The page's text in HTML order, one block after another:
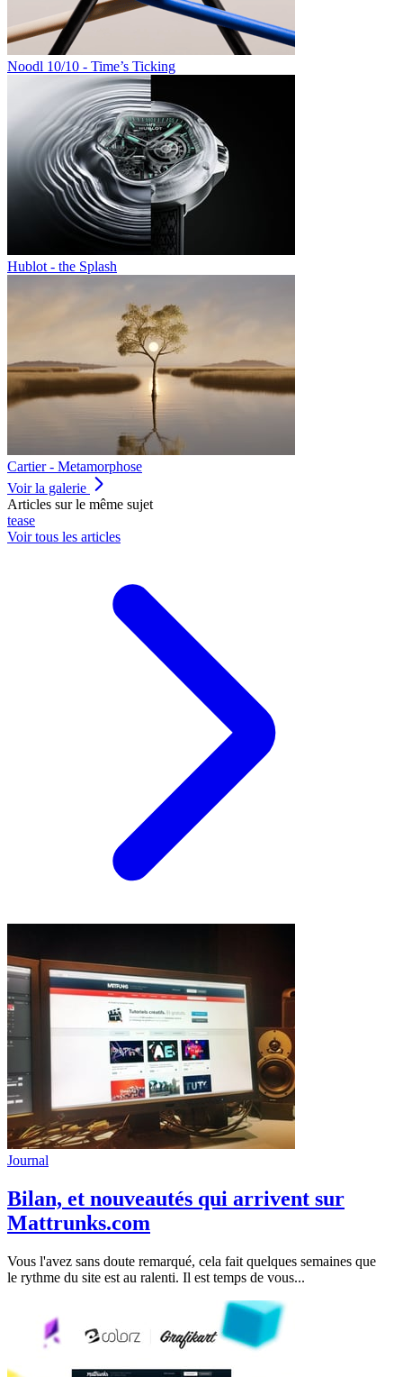
Noodl 10/10 - Time’s Ticking
Hublot - the Splash
Cartier - Metamorphose
Voir la galerie
Articles sur le même sujet
tease
Voir tous les articles
Journal
Bilan, et nouveautés qui arrivent sur
Mattrunks.com
Vous l'avez sans doute remarqué, cela fait quelques semaines que
le rythme du site est au ralenti. Il est temps de vous...